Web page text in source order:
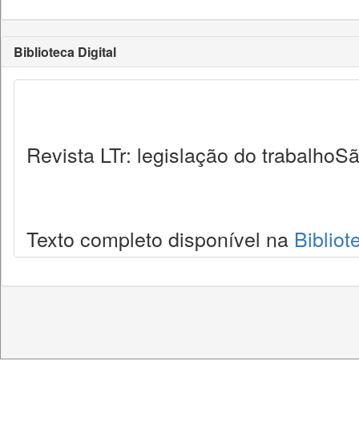
Biblioteca Digital
Revista LTr: legislação do
Texto completo disponível na